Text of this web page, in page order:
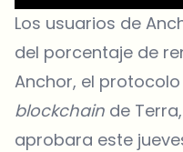
Los usuarios de
del porcentaje de
Anchor, el
blockchain de
aprobara este